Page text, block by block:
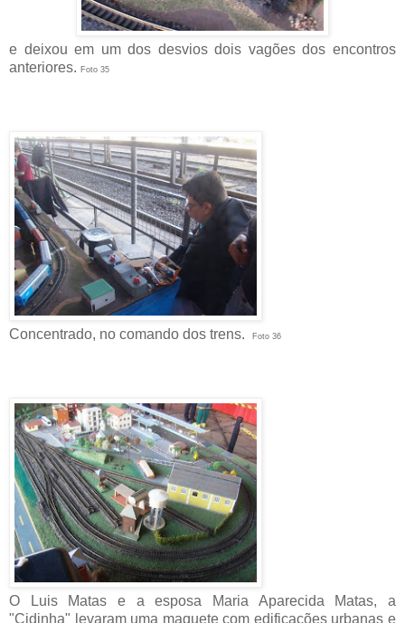
e deixou em um dos desvios dois vagões dos encontros
anteriores. Foto 35
Concentrado, no comando dos trens. Foto 36
O Luis Matas e a esposa Maria Aparecida Matas, a
"Cidinha" levaram uma maquete com edificações urbanas e